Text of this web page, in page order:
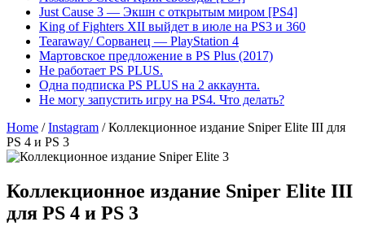
Just Cause 3 — Экшн с открытым миром [PS4]
King of Fighters XII выйдет в июле на PS3 и 360
Tearaway/ Сорванец — PlayStation 4
Мартовское предложение в PS Plus (2017)
Не работает PS PLUS.
Одна подписка PS PLUS на 2 аккаунта.
Не могу запустить игру на PS4. Что делать?
Home / Instagram / Коллекционное издание Sniper Elite III для
PS 4 и PS 3
Коллекционное издание Sniper Elite III
для PS 4 и PS 3